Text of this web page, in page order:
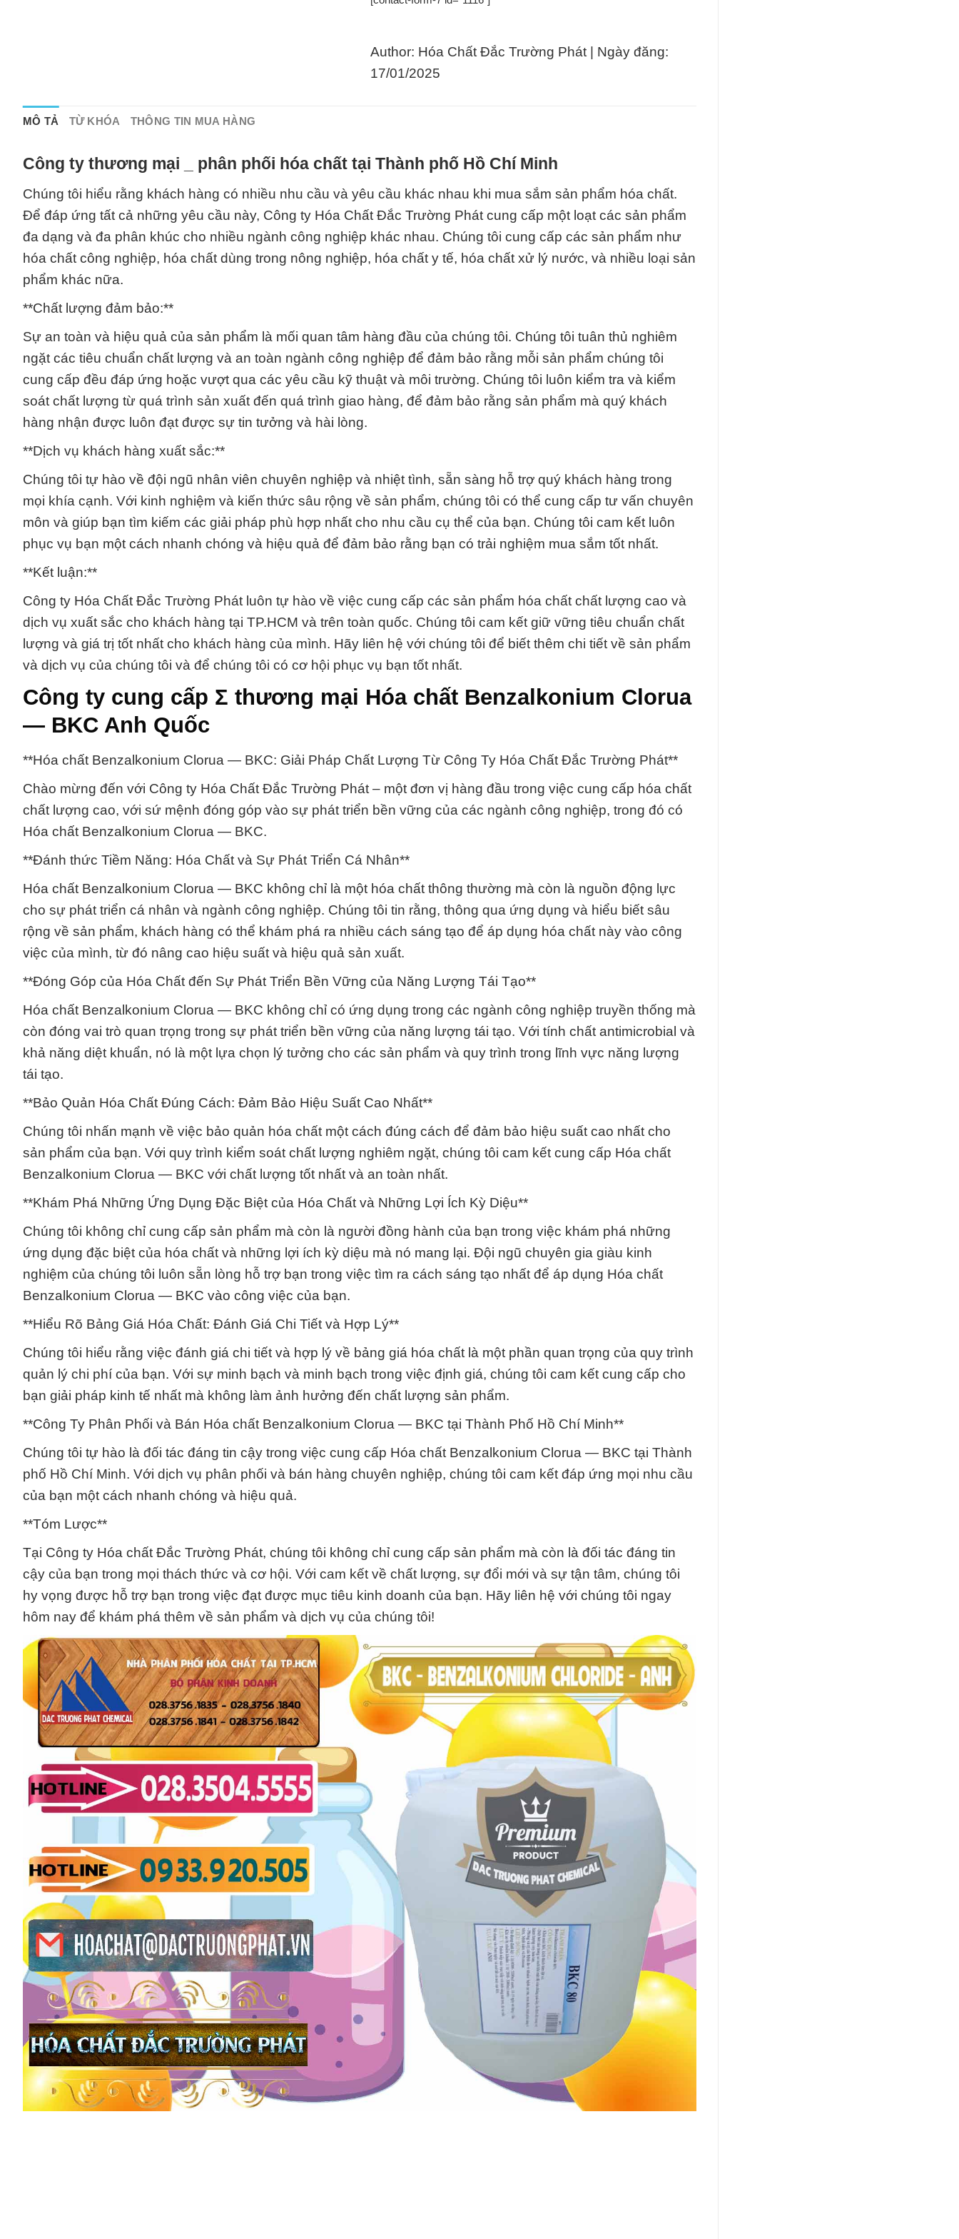
Author: Hóa Chất Đắc Trường Phát | Ngày đăng:
17/01/2025
MÔ TẢ TỪ KHÓA THÔNG TIN MUA HÀNG
Công ty thương mại _ phân phối hóa chất tại Thành phố Hồ Chí Minh
Chúng tôi hiểu rằng khách hàng có nhiều nhu cầu và yêu cầu khác nhau khi mua sắm sản phẩm hóa chất.
Để đáp ứng tất cả những yêu cầu này, Công ty Hóa Chất Đắc Trường Phát cung cấp một loạt các sản phẩm
đa dạng và đa phân khúc cho nhiều ngành công nghiệp khác nhau. Chúng tôi cung cấp các sản phẩm như
hóa chất công nghiệp, hóa chất dùng trong nông nghiệp, hóa chất y tế, hóa chất xử lý nước, và nhiều loại sản
phẩm khác nữa.
**Chất lượng đảm bảo:**
Sự an toàn và hiệu quả của sản phẩm là mối quan tâm hàng đầu của chúng tôi. Chúng tôi tuân thủ nghiêm
ngặt các tiêu chuẩn chất lượng và an toàn ngành công nghiệp để đảm bảo rằng mỗi sản phẩm chúng tôi
cung cấp đều đáp ứng hoặc vượt qua các yêu cầu kỹ thuật và môi trường. Chúng tôi luôn kiểm tra và kiểm
soát chất lượng từ quá trình sản xuất đến quá trình giao hàng, để đảm bảo rằng sản phẩm mà quý khách
hàng nhận được luôn đạt được sự tin tưởng và hài lòng.
**Dịch vụ khách hàng xuất sắc:**
Chúng tôi tự hào về đội ngũ nhân viên chuyên nghiệp và nhiệt tình, sẵn sàng hỗ trợ quý khách hàng trong
mọi khía cạnh. Với kinh nghiệm và kiến thức sâu rộng về sản phẩm, chúng tôi có thể cung cấp tư vấn chuyên
môn và giúp bạn tìm kiếm các giải pháp phù hợp nhất cho nhu cầu cụ thể của bạn. Chúng tôi cam kết luôn
phục vụ bạn một cách nhanh chóng và hiệu quả để đảm bảo rằng bạn có trải nghiệm mua sắm tốt nhất.
**Kết luận:**
Công ty Hóa Chất Đắc Trường Phát luôn tự hào về việc cung cấp các sản phẩm hóa chất chất lượng cao và
dịch vụ xuất sắc cho khách hàng tại TP.HCM và trên toàn quốc. Chúng tôi cam kết giữ vững tiêu chuẩn chất
lượng và giá trị tốt nhất cho khách hàng của mình. Hãy liên hệ với chúng tôi để biết thêm chi tiết về sản phẩm
và dịch vụ của chúng tôi và để chúng tôi có cơ hội phục vụ bạn tốt nhất.
Công ty cung cấp Σ thương mại Hóa chất Benzalkonium Clorua
— BKC Anh Quốc
**Hóa chất Benzalkonium Clorua — BKC: Giải Pháp Chất Lượng Từ Công Ty Hóa Chất Đắc Trường Phát**
Chào mừng đến với Công ty Hóa Chất Đắc Trường Phát – một đơn vị hàng đầu trong việc cung cấp hóa chất
chất lượng cao, với sứ mệnh đóng góp vào sự phát triển bền vững của các ngành công nghiệp, trong đó có
Hóa chất Benzalkonium Clorua — BKC.
**Đánh thức Tiềm Năng: Hóa Chất và Sự Phát Triển Cá Nhân**
Hóa chất Benzalkonium Clorua — BKC không chỉ là một hóa chất thông thường mà còn là nguồn động lực
cho sự phát triển cá nhân và ngành công nghiệp. Chúng tôi tin rằng, thông qua ứng dụng và hiểu biết sâu
rộng về sản phẩm, khách hàng có thể khám phá ra nhiều cách sáng tạo để áp dụng hóa chất này vào công
việc của mình, từ đó nâng cao hiệu suất và hiệu quả sản xuất.
**Đóng Góp của Hóa Chất đến Sự Phát Triển Bền Vững của Năng Lượng Tái Tạo**
Hóa chất Benzalkonium Clorua — BKC không chỉ có ứng dụng trong các ngành công nghiệp truyền thống mà
còn đóng vai trò quan trọng trong sự phát triển bền vững của năng lượng tái tạo. Với tính chất antimicrobial và
khả năng diệt khuẩn, nó là một lựa chọn lý tưởng cho các sản phẩm và quy trình trong lĩnh vực năng lượng
tái tạo.
**Bảo Quản Hóa Chất Đúng Cách: Đảm Bảo Hiệu Suất Cao Nhất**
Chúng tôi nhấn mạnh về việc bảo quản hóa chất một cách đúng cách để đảm bảo hiệu suất cao nhất cho
sản phẩm của bạn. Với quy trình kiểm soát chất lượng nghiêm ngặt, chúng tôi cam kết cung cấp Hóa chất
Benzalkonium Clorua — BKC với chất lượng tốt nhất và an toàn nhất.
**Khám Phá Những Ứng Dụng Đặc Biệt của Hóa Chất và Những Lợi Ích Kỳ Diệu**
Chúng tôi không chỉ cung cấp sản phẩm mà còn là người đồng hành của bạn trong việc khám phá những
ứng dụng đặc biệt của hóa chất và những lợi ích kỳ diệu mà nó mang lại. Đội ngũ chuyên gia giàu kinh
nghiệm của chúng tôi luôn sẵn lòng hỗ trợ bạn trong việc tìm ra cách sáng tạo nhất để áp dụng Hóa chất
Benzalkonium Clorua — BKC vào công việc của bạn.
**Hiểu Rõ Bảng Giá Hóa Chất: Đánh Giá Chi Tiết và Hợp Lý**
Chúng tôi hiểu rằng việc đánh giá chi tiết và hợp lý về bảng giá hóa chất là một phần quan trọng của quy trình
quản lý chi phí của bạn. Với sự minh bạch và minh bạch trong việc định giá, chúng tôi cam kết cung cấp cho
bạn giải pháp kinh tế nhất mà không làm ảnh hưởng đến chất lượng sản phẩm.
**Công Ty Phân Phối và Bán Hóa chất Benzalkonium Clorua — BKC tại Thành Phố Hồ Chí Minh**
Chúng tôi tự hào là đối tác đáng tin cậy trong việc cung cấp Hóa chất Benzalkonium Clorua — BKC tại Thành
phố Hồ Chí Minh. Với dịch vụ phân phối và bán hàng chuyên nghiệp, chúng tôi cam kết đáp ứng mọi nhu cầu
của bạn một cách nhanh chóng và hiệu quả.
**Tóm Lược**
Tại Công ty Hóa chất Đắc Trường Phát, chúng tôi không chỉ cung cấp sản phẩm mà còn là đối tác đáng tin
cậy của bạn trong mọi thách thức và cơ hội. Với cam kết về chất lượng, sự đổi mới và sự tận tâm, chúng tôi
hy vọng được hỗ trợ bạn trong việc đạt được mục tiêu kinh doanh của bạn. Hãy liên hệ với chúng tôi ngay
hôm nay để khám phá thêm về sản phẩm và dịch vụ của chúng tôi!